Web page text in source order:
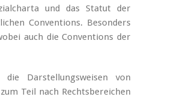
und das Statut der
Conventions. Besonders
auch die Conventions der
Darstellungsweisen von
Teil nach Rechtsbereichen